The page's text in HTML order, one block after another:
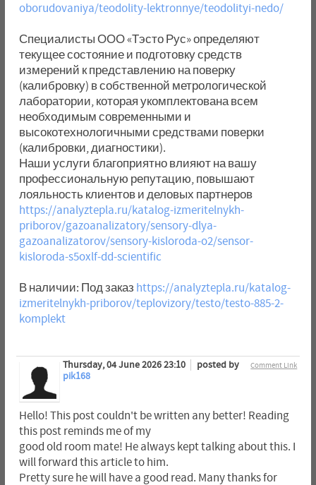
oborudovaniya/teodolity-lektronnye/teodolityi-nedo/
Специалисты ООО «Тэсто Рус» определяют
текущее состояние и подготовку средств
измерений к представлению на поверку
(калибровку) в собственной метрологической
лаборатории, которая укомплектована всем
необходимым современными и
высокотехнологичными средствами поверки
(калибровки, диагностики).
Наши услуги благоприятно влияют на вашу
профессиональную репутацию, повышают
лояльность клиентов и деловых партнеров
https://analyztepla.ru/katalog-izmeritelnykh-
priborov/gazoanalizatory/sensory-dlya-
gazoanalizatorov/sensory-kisloroda-o2/sensor-
kisloroda-s5oxlf-dd-scientific
В наличии: Под заказ https://analyztepla.ru/katalog-
izmeritelnykh-priborov/teplovizory/testo/testo-885-2-
komplekt
Comment Link
Thursday, 04 June 2026 23:10
posted by
pik168
Hello! This post couldn't be written any better! Reading
this post reminds me of my
good old room mate! He always kept talking about this. I
will forward this article to him.
Pretty sure he will have a good read. Many thanks for